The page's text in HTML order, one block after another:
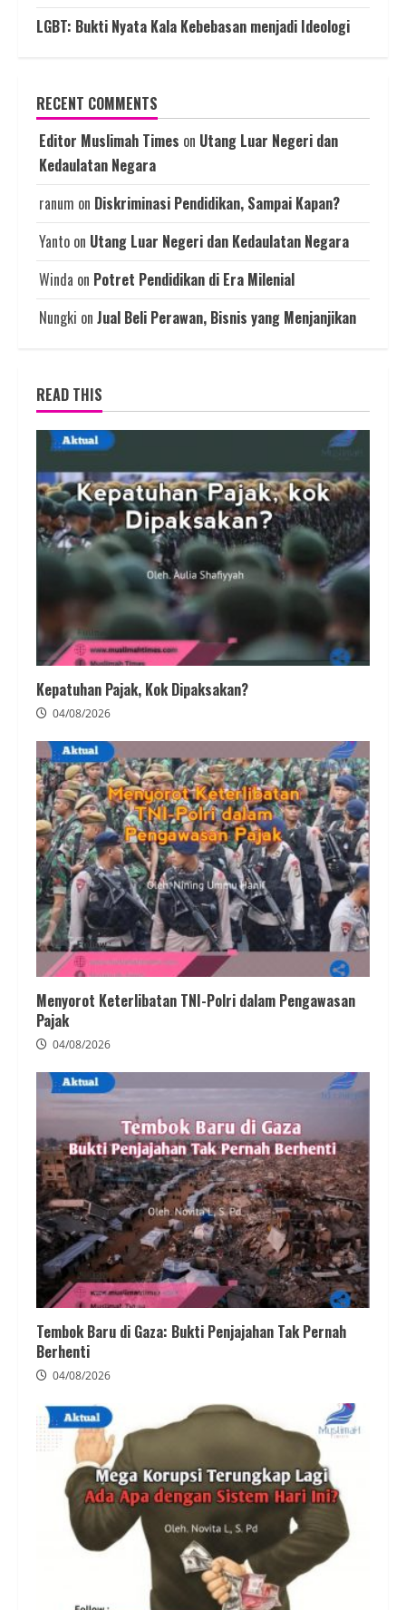
LGBT: Bukti Nyata Kala Kebebasan menjadi Ideologi
RECENT COMMENTS
Editor Muslimah Times on Utang Luar Negeri dan
Kedaulatan Negara
ranum on Diskriminasi Pendidikan, Sampai Kapan?
Yanto on Utang Luar Negeri dan Kedaulatan Negara
Winda on Potret Pendidikan di Era Milenial
Nungki on Jual Beli Perawan, Bisnis yang Menjanjikan
READ THIS
Kepatuhan Pajak, Kok Dipaksakan?
04/08/2026
Menyorot Keterlibatan TNI-Polri dalam Pengawasan
Pajak
04/08/2026
Tembok Baru di Gaza: Bukti Penjajahan Tak Pernah
Berhenti
04/08/2026